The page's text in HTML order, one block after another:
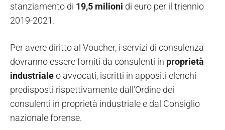
stanziamento di 19,5 milioni di euro per il triennio
2019-2021.
Per avere diritto al Voucher, i servizi di consulenza
dovranno essere forniti da consulenti in proprietà
industrialeo avvocati, iscritti in appositi elenchi
predisposti rispettivamente dall’Ordine dei
consulenti in proprietà industriale e dal Consiglio
nazionale forense.